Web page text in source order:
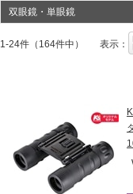
双眼鏡・単眼鏡
1-24件（164件中） 表示：